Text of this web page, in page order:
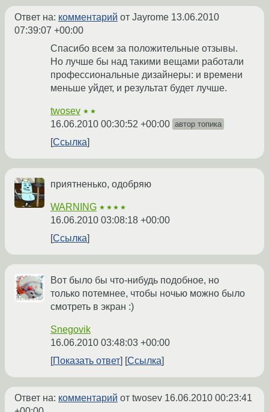
Ответ на: комментарий от Jayrome 13.06.2010
07:39:07 +00:00
Спасибо всем за положительные отзывы.
Но лучше бы над такими вещами работали
профессиональные дизайнеры: и времени
меньше уйдет, и результат будет лучше.
twosev ★★
16.06.2010 00:30:52 +00:00 автор топика
Ссылка
приятненько, одобряю
WARNING ★★★★
16.06.2010 03:08:18 +00:00
Ссылка
Вот было бы что-нибудь подобное, но
только потемнее, чтобы ночью можно было
смотреть в экран :)
Snegovik
16.06.2010 03:48:03 +00:00
Показать ответ
Ссылка
Ответ на: комментарий от twosev 16.06.2010 00:23:41